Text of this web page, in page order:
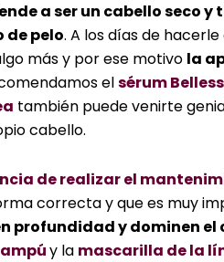
a ser un cabello seco y
pelo. A los días de hacerle
más y por ese motivo la
elsérum
también puede venirte
cabello.
de realizar el
correcta y que es muy
profundidad y dominen el
y la mascarilla de la